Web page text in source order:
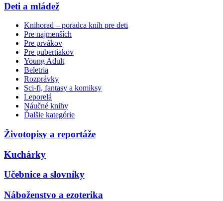
Deti a mládež
Knihorad – poradca kníh pre deti
Pre najmenších
Pre prvákov
Pre pubertiakov
Young Adult
Beletria
Rozprávky
Sci-fi, fantasy a komiksy
Leporelá
Náučné knihy
Ďalšie kategórie
Životopisy a reportáže
Kuchárky
Učebnice a slovníky
Náboženstvo a ezoterika